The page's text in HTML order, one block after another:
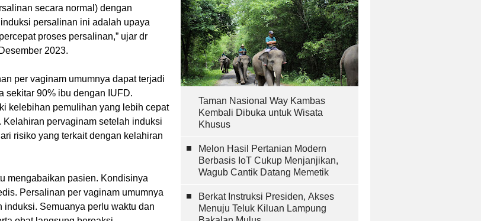
secara normal) dengan
persalinan ini adalah upaya
proses persalinan,” ujar dr
2023.
per vaginam umumnya dapat terjadi
sekitar 90% ibu dengan IUFD.
kelebihan pemulihan yang lebih cepat
pervaginam setelah induksi
risiko yang terkait dengan kelahiran
mengabaikan pasien. Kondisinya
Persalinan per vaginam umumnya
Semuanya perlu waktu dan
Taman Nasional Way Kambas
Kembali Dibuka untuk Wisata
Khusus
Melon Hasil Pertanian Modern
Berbasis IoT Cukup Menjanjikan,
Wagub Cantik Datang Memetik
Berkat Instruksi Presiden, Akses
Menuju Teluk Kiluan Lampung